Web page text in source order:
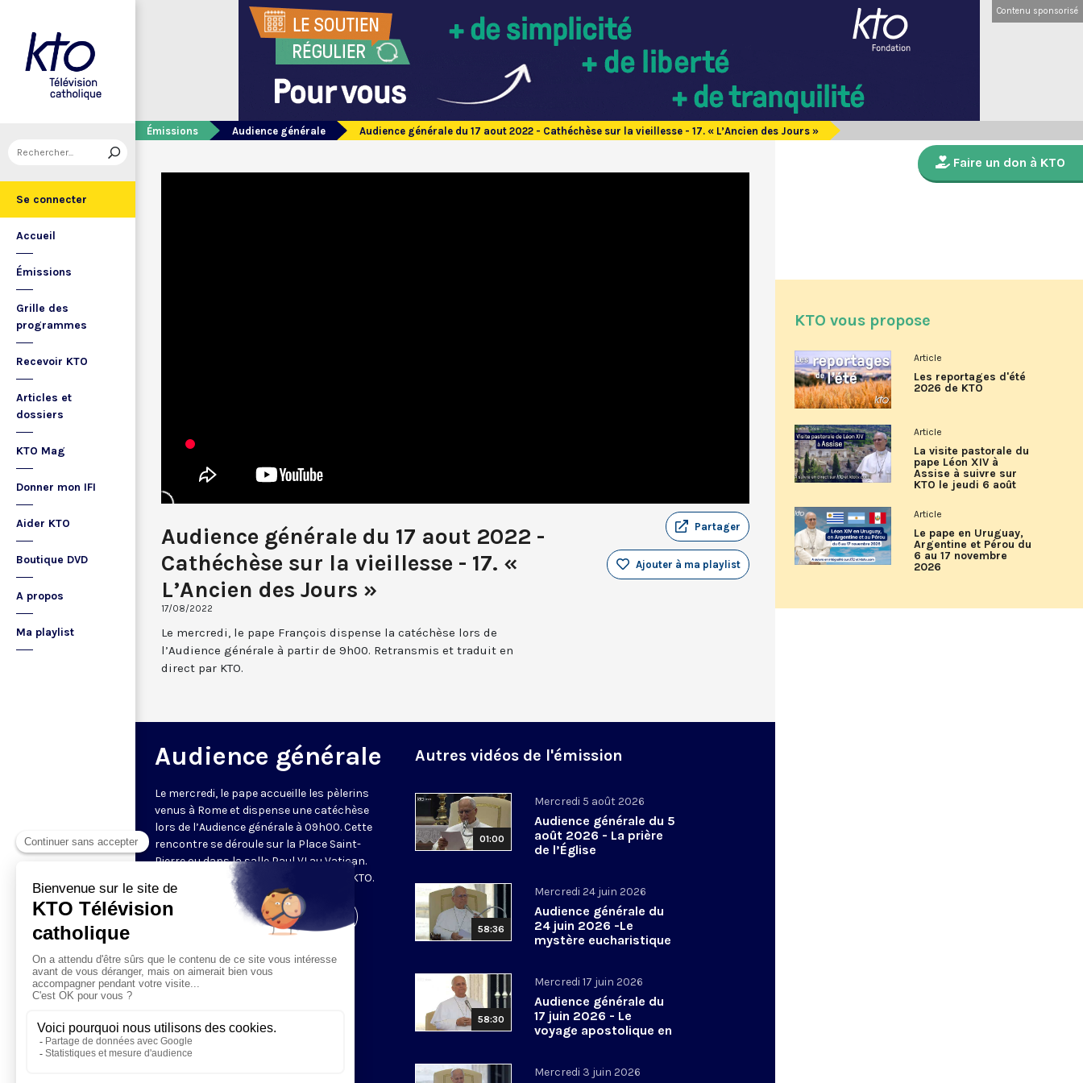
Se connecter
Accueil
Émissions
Grille des
programmes
Recevoir KTO
Articles et
dossiers
KTO Mag
Donner mon IFI
Aider KTO
Boutique DVD
A propos
Ma playlist
Contenu sponsorisé
Émissions Audience générale Audience générale du 17 aout 2022 - Cathéchèse sur la vieillesse - 17. « L’Ancien des Jours »
Audience générale du 17 aout 2022 -
Cathéchèse sur la vieillesse - 17. «
L’Ancien des Jours »
17/08/2022
Partager
Ajouter à ma playlist
Le mercredi, le pape François dispense la catéchèse lors de
l’Audience générale à partir de 9h00. Retransmis et traduit en
direct par KTO.
Audience générale
Le mercredi, le pape accueille les pèlerins
venus à Rome et dispense une catéchèse
lors de l’Audience générale à 09h00. Cette
rencontre se déroule sur la Place Saint-
Pierre ou dans la salle Paul VI au Vatican.
Retransmise et traduite en direct par KTO.
Visiter la page de l'émission
Autres vidéos de l'émission
01:00
Mercredi 5 août 2026
Audience générale du 5
août 2026 - La prière
de l’Église
58:36
Mercredi 24 juin 2026
Audience générale du
24 juin 2026 -Le
mystère eucharistique
58:30
Mercredi 17 juin 2026
Audience générale du
17 juin 2026 - Le
voyage apostolique en
Mercredi 3 juin 2026
Faire un don à KTO
KTO vous propose
Article
Les reportages d'été
2026 de KTO
Article
La visite pastorale du
pape Léon XIV à
Assise à suivre sur
KTO le jeudi 6 août
Article
Le pape en Uruguay,
Argentine et Pérou du
6 au 17 novembre
2026